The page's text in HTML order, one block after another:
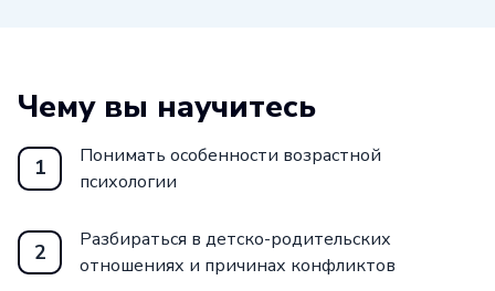
Чему вы научитесь
1
Понимать особенности возрастной
психологии
2
Разбираться в детско-родительских
отношениях и причинах конфликтов